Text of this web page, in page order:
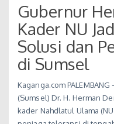
Gubernur
Kader NU
Solusi dan
di Sumsel
Kaganga.com
(Sumsel) Dr. H. Herman
kader Nahdlatul Ulama